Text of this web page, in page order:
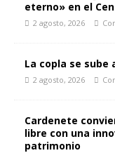
eterno» en el
2 agosto, 2026
La copla se sube
2 agosto, 2026
Cardenete
libre con una
patrimonio